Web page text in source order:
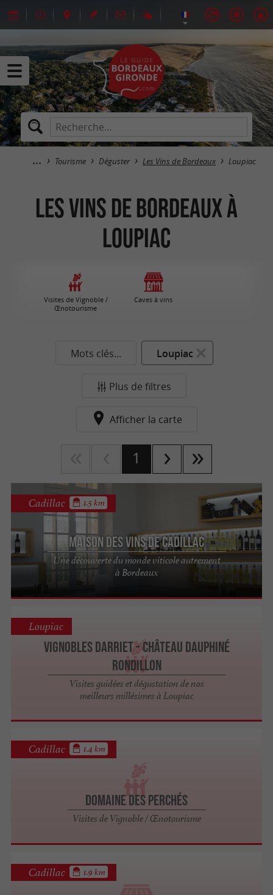
Tourisme Déguster Les Vins de Bordeaux Loupiac
Les Vins de Bordeaux à
Loupiac
Visites de Vignoble /
Œnotourisme
Caves à vins
Mots clés... Loupiac
Plus de filtres
Afficher la carte
1
Maison des Vins de Cadillac
Une découverte du monde viticole autrement
à Bordeaux
Cadillac 1.5 km
Vignobles Darriet - Château Dauphiné
Rondillon
Visites guidées et dégustation de nos
meilleurs millésimes à Loupiac
Loupiac
Domaine des Perchés
Visites de Vignoble / Œnotourisme
Cadillac 1.4 km
Cadillac 1.9 km